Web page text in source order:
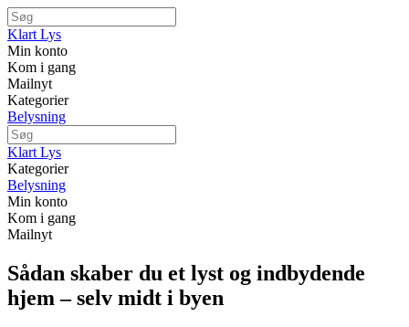
Klart Lys
Min konto
Kom i gang
Mailnyt
Kategorier
Belysning
Klart Lys
Kategorier
Belysning
Min konto
Kom i gang
Mailnyt
Sådan skaber du et lyst og indbydende
hjem – selv midt i byen